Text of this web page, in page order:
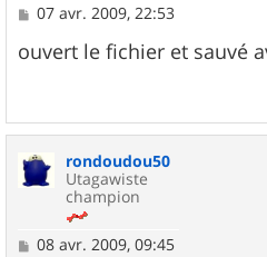
M
s
s
e
07 avr. 2009, 22:53
ouvert le fichier et sauvé
rondoudou50
Utagawiste
champion
M
08 avr. 2009, 09:45